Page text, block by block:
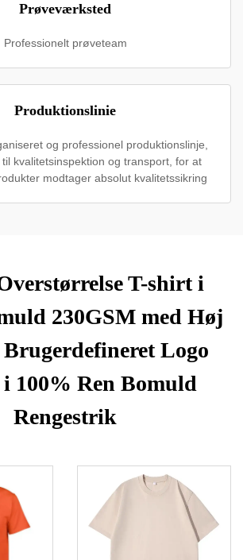
Prøveværksted
Professionelt prøveteam
Produktionslinie
og professionel produktionslinje,
kvalitetsinspektion og transport, for at
modtager absolut kvalitetssikring
T-shirt i
230GSM med Høj
Logo
i 100% Ren Bomuld
Rengestrik